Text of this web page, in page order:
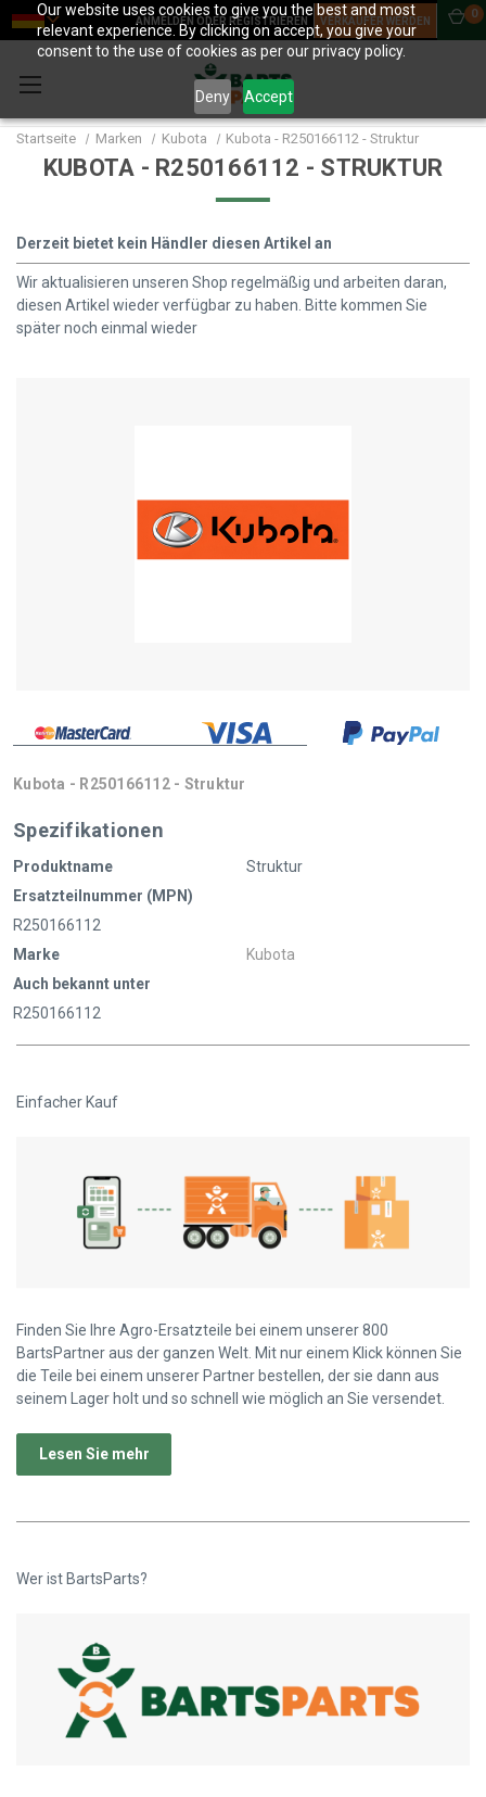
Our website uses cookies to give you the best and most
relevant experience. By clicking on accept, you give your
consent to the use of cookies as per our privacy policy.
Deny Accept
ANMELDEN ODER REGISTRIEREN VERKÄUFER WERDEN
0
Startseite Marken Kubota Kubota - R250166112 - Struktur
KUBOTA - R250166112 - STRUKTUR
Derzeit bietet kein Händler diesen Artikel an
Wir aktualisieren unseren Shop regelmäßig und arbeiten daran,
diesen Artikel wieder verfügbar zu haben. Bitte kommen Sie
später noch einmal wieder
Kubota - R250166112 - Struktur
Spezifikationen
Produktname
Struktur
Ersatzteilnummer (MPN)
R250166112
Marke
Kubota
Auch bekannt unter
R250166112
Einfacher Kauf
Finden Sie Ihre Agro-Ersatzteile bei einem unserer 800
BartsPartner aus der ganzen Welt. Mit nur einem Klick können Sie
die Teile bei einem unserer Partner bestellen, der sie dann aus
seinem Lager holt und so schnell wie möglich an Sie versendet.
Lesen Sie mehr
Wer ist BartsParts?